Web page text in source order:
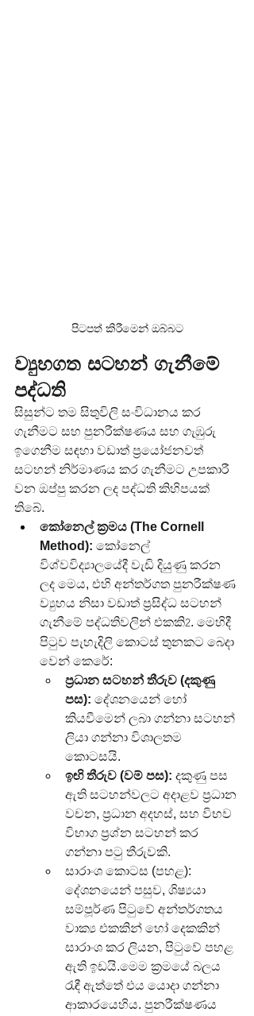
පිටපත් කිරීමෙන් ඔබ්බට
ව්‍යුහගත සටහන් ගැනීමේ
පද්ධති
සිසුන්ට තම සිතුවිලි සංවිධානය කර
ගැනීමට සහ පුනරීක්ෂණය සහ ගැඹුරු
ඉගෙනීම සඳහා වඩාත් ප්‍රයෝජනවත්
සටහන් නිර්මාණය කර ගැනීමට උපකාරී
වන ඔප්පු කරන ලද පද්ධති කිහිපයක්
තිබේ.
කෝනෙල් ක්‍රමය (The Cornell
Method): කෝනෙල්
විශ්වවිද්‍යාලයේදී වැඩි දියුණු කරන
ලද මෙය, එහි අන්තර්ගත පුනරීක්ෂණ
ව්‍යුහය නිසා වඩාත් ප්‍රසිද්ධ සටහන්
ගැනීමේ පද්ධතිවලින් එකකි2. මෙහිදී
පිටුව පැහැදිලි කොටස් තුනකට බෙදා
වෙන් කෙරේ:
ප්‍රධාන සටහන් තීරුව (දකුණු
පස): දේශනයෙන් හෝ
කියවීමෙන් ලබා ගන්නා සටහන්
ලියා ගන්නා විශාලතම
කොටසයි.
ඉඟි තීරුව (වම් පස): දකුණු පස
ඇති සටහන්වලට අදාළව ප්‍රධාන
වචන, ප්‍රධාන අදහස්, සහ විභව
විභාග ප්‍රශ්න සටහන් කර
ගන්නා පටු තීරුවකි.
සාරාංශ කොටස (පහළ):
දේශනයෙන් පසුව, ශිෂ්‍යයා
සම්පූර්ණ පිටුවේ අන්තර්ගතය
වාක්‍ය එකකින් හෝ දෙකකින්
සාරාංශ කර ලියන, පිටුවේ පහළ
ඇති ඉඩයි.මෙම ක්‍රමයේ බලය
රැඳී ඇත්තේ එය යොදා ගන්නා
ආකාරයෙහිය. පුනරීක්ෂණය